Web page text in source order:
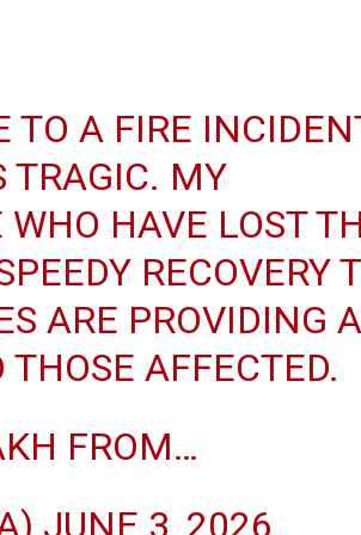
TO A FIRE
TRAGIC. MY
HAVE LOST
RECOVERY
ARE PROVIDING
AFFECTED.
FROM…
JUNE 3, 2026